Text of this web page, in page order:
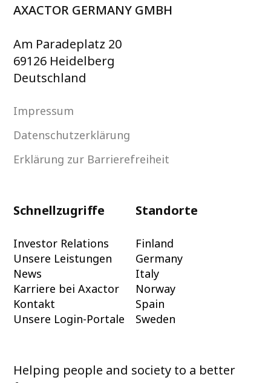
AXACTOR GERMANY GMBH
Am Paradeplatz 20
69126 Heidelberg
Deutschland
Impressum
Datenschutzerklärung
Erklärung zur Barrierefreiheit
Schnellzugriffe
Investor Relations
Unsere Leistungen
News
Karriere bei Axactor
Kontakt
Unsere Login-Portale
Standorte
Finland
Germany
Italy
Norway
Spain
Sweden
Helping people and society to a better